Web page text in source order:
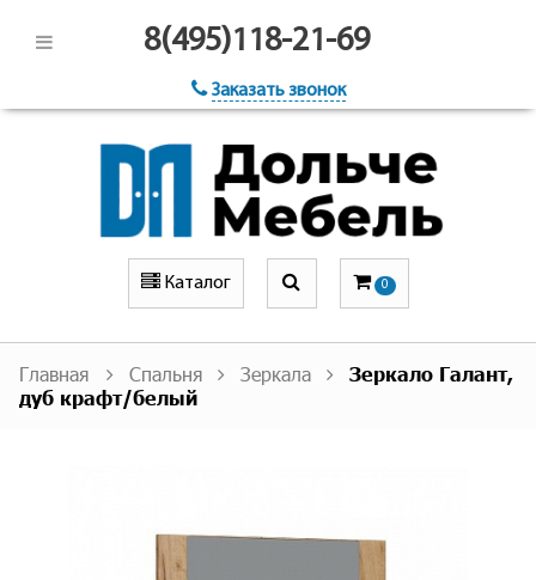
8(495)118-21-69
Заказать звонок
Каталог 0
Главная Спальня Зеркала
Зеркало Галант,
дуб крафт/белый